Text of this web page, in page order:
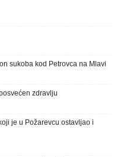
sukoba kod Petrovca na Mlavi
zdravlju
je u Požarevcu ostavljao i